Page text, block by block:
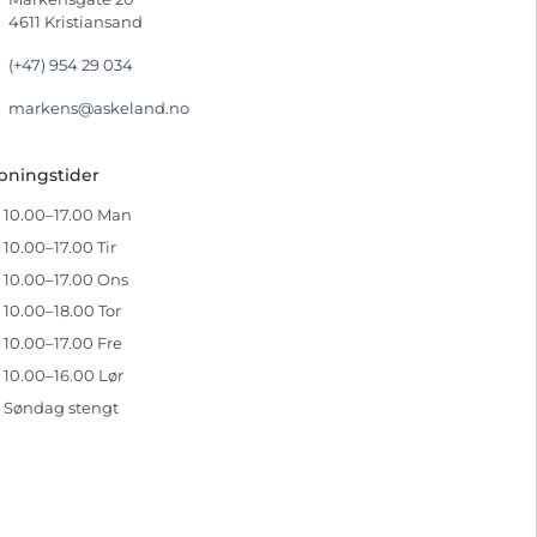
4611 Kristiansand
(+47) 954 29 034
markens@askeland.no
10.00–17.00 Man
10.00–17.00 Tir
10.00–17.00 Ons
10.00–18.00 Tor
10.00–17.00 Fre
10.00–16.00 Lør
Søndag stengt